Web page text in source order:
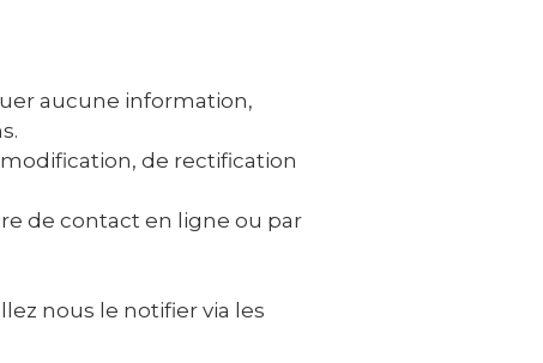
aucune information,
de rectification
de contact en ligne ou par
nous le notifier via les